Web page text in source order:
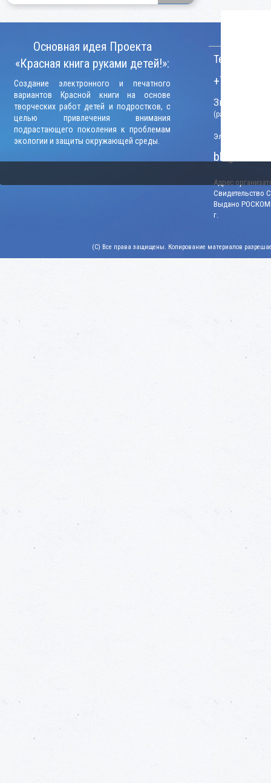
Основная идея Проекта
«Красная книга руками детей!»:
Создание электронного и печатного
вариантов Красной книги на основе
творческих работ детей и подростков, с
целью привлечения внимания
подрастающего поколения к проблемам
экологии и защиты окружающей среды.
Телефон:
+7 (906)
Звонки
(рабочие дни,
Электронный
blago-
Адрес
Свидетельство
Выдано
г.
(C) Все права защищены. Копирование материалов